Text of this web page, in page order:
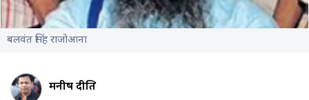
बलवंत सिंह राजोआना
मनीष दीक्षित